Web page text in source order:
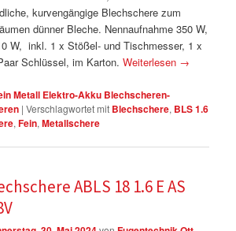
kurvengängige Blechschere zum
dünner Bleche. Nennaufnahme 350 W,
W, inkl. 1 x Stößel- und Tischmesser, 1 x
Schlüssel, im Karton.Weiterlesen →
Metall Elektro-Akku Blechscheren-
|Verschlagwortet mit Blechschere, BLS 1.6
,Fein,Metallschere
ABLS 18 1.6 E AS